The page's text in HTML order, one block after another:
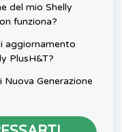
del mio Shelly
funziona?
aggiornamento
PlusH&T?
Generazione